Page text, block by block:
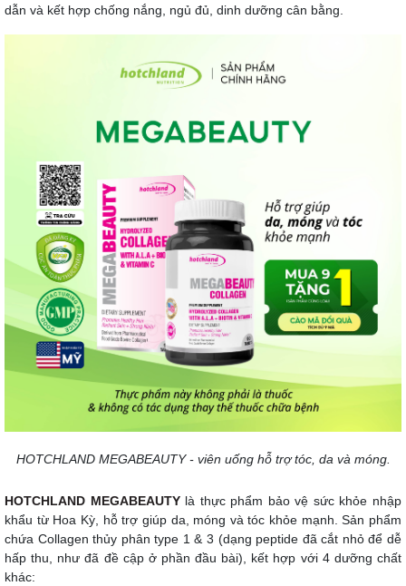
dẫn và kết hợp chống nắng, ngủ đủ, dinh dưỡng cân bằng.
HOTCHLAND MEGABEAUTY - viên uống hỗ trợ tóc, da và móng.
HOTCHLAND MEGABEAUTYlà thực phẩm bảo vệ sức khỏe nhập
khẩu từ Hoa Kỳ, hỗ trợ giúp da, móng và tóc khỏe mạnh. Sản phẩm
chứa Collagen thủy phân type 1 & 3 (dạng peptide đã cắt nhỏ để dễ
hấp thu, như đã đề cập ở phần đầu bài), kết hợp với 4 dưỡng chất
khác: